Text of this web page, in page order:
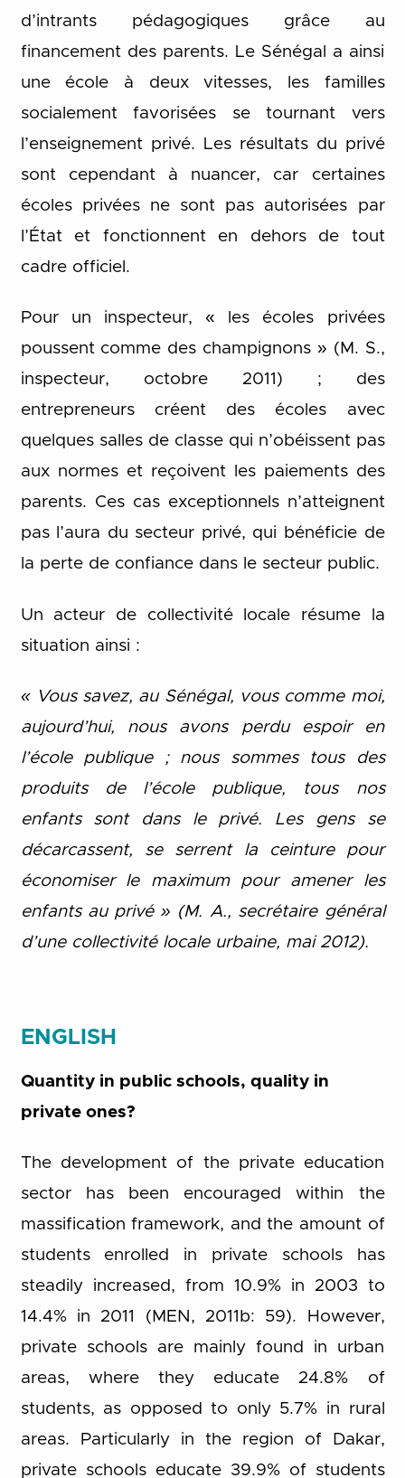
d’intrants pédagogiques grâce au
financement des parents. Le Sénégal a ainsi
une école à deux vitesses, les familles
socialement favorisées se tournant vers
l’enseignement privé. Les résultats du privé
sont cependant à nuancer, car certaines
écoles privées ne sont pas autorisées par
l’État et fonctionnent en dehors de tout
cadre officiel.
Pour un inspecteur, « les écoles privées
poussent comme des champignons » (M. S.,
inspecteur, octobre 2011) ; des
entrepreneurs créent des écoles avec
quelques salles de classe qui n’obéissent pas
aux normes et reçoivent les paiements des
parents. Ces cas exceptionnels n’atteignent
pas l’aura du secteur privé, qui bénéficie de
la perte de confiance dans le secteur public.
Un acteur de collectivité locale résume la
situation ainsi :
« Vous savez, au Sénégal, vous comme moi,
aujourd’hui, nous avons perdu espoir en
l’école publique ; nous sommes tous des
produits de l’école publique, tous nos
enfants sont dans le privé. Les gens se
décarcassent, se serrent la ceinture pour
économiser le maximum pour amener les
enfants au privé » (M. A., secrétaire général
d’une collectivité locale urbaine, mai 2012).
ENGLISH
Quantity in public schools, quality in
private ones?
The development of the private education
sector has been encouraged within the
massification framework, and the amount of
students enrolled in private schools has
steadily increased, from 10.9% in 2003 to
14.4% in 2011 (MEN, 2011b: 59). However,
private schools are mainly found in urban
areas, where they educate 24.8% of
students, as opposed to only 5.7% in rural
areas. Particularly in the region of Dakar,
private schools educate 39.9% of students